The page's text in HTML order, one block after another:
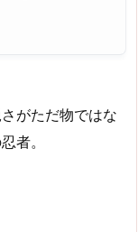
がただ物ではな
者。